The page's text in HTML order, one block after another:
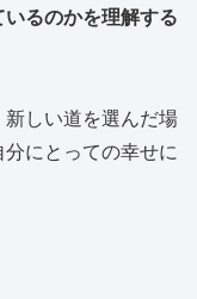
るのかを理解する
新しい道を選んだ場
にとっての幸せに